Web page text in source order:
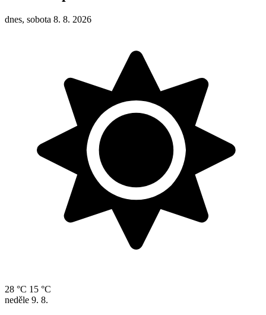
dnes, sobota 8. 8. 2026
28 °C 15 °C
neděle 9. 8.